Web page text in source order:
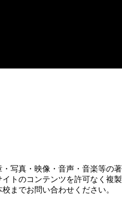
写真・映像・音声・音楽等の
トのコンテンツを許可なく複
までお問い合わせください。